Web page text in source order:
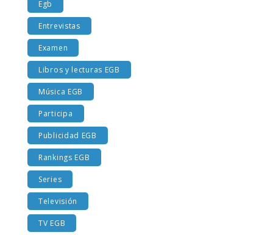
Egb
Entrevistas
Examen
Libros y lecturas EGB
Música EGB
Participa
Publicidad EGB
Rankings EGB
Series
Televisión
TV EGB